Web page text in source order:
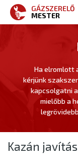
GÁZSZERELŐ
MESTER
Gázszerelés
Ajánlatkérés
Kapcsolat
Ha elromlott
kérjünk
kapcsolgatni
mielőbb a
Kazán javítás